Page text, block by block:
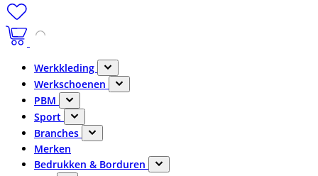
Werkkleding
Werkschoenen
PBM
Sport
Branches
Merken
Bedrukken & Borduren